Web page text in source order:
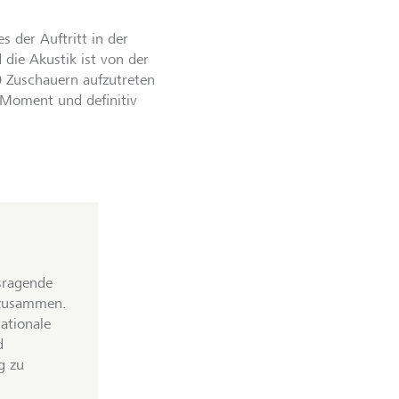
der Auftritt in der
die Akustik ist von der
aufzutreten
und definitiv
zu